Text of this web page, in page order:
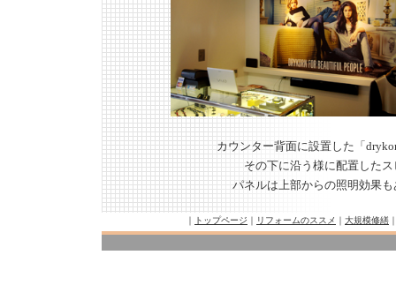
カウンター背面に設置した「
その下に沿う様に配置した
パネルは上部からの照明効果
｜ トップページ ｜ リフォームのススメ ｜ 大規模修繕